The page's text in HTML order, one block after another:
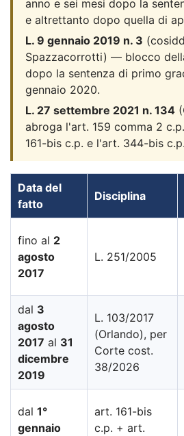
anno e sei mesi dopo la
e altrettanto dopo quella di
L. 9 gennaio 2019 n. 3
Spazzacorrotti) — blocco
dopo la sentenza di primo
gennaio 2020.
L. 27 settembre 2021 n. 134
abroga l'art. 159 comma 2
161-bis c.p. e l'art. 344-bis
Data del
fatto
Disciplina
fino al 2
agosto
2017
L. 251/2005
dal 3
agosto
2017 al 31
dicembre
2019
L. 103/2017
(Orlando), per
Corte cost.
38/2026
dal 1°
gennaio
art. 161-bis
c.p. + art.